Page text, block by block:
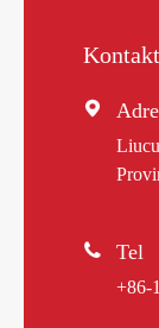

 Tel
+86-